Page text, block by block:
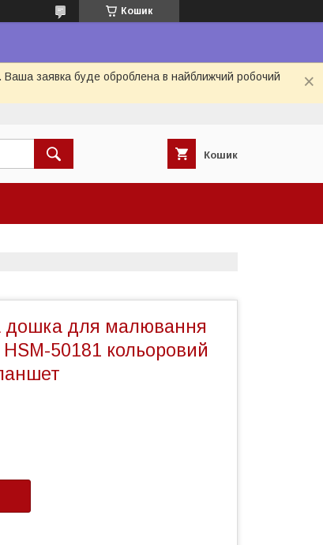
Кошик
Ваша заявка буде оброблена в найближчий робочий
Кошик
дошка для малювання
50181 кольоровий